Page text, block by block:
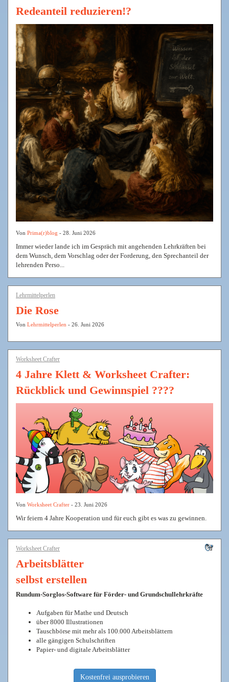
Redeanteil reduzieren!?
Von Prima(r)blog - 28. Juni 2026
Immer wieder lande ich im Gespräch mit angehenden Lehrkräften bei
dem Wunsch, dem Vorschlag oder der Forderung, den Sprechanteil der
lehrenden Perso...
Lehrmittelperlen
Die Rose
Von Lehrmittelperlen - 26. Juni 2026
Worksheet Crafter
4 Jahre Klett & Worksheet Crafter:
Rückblick und Gewinnspiel ????
Von Worksheet Crafter - 23. Juni 2026
Wir feiern 4 Jahre Kooperation und für euch gibt es was zu gewinnen.
Worksheet Crafter
Arbeitsblätter
selbst erstellen
Rundum-Sorglos-Software für Förder- und Grundschullehrkräfte
Aufgaben für Mathe und Deutsch
über 8000 Illustrationen
Tauschbörse mit mehr als 100.000 Arbeitsblättern
alle gängigen Schulschriften
Papier- und digitale Arbeitsblätter
Kostenfrei ausprobieren